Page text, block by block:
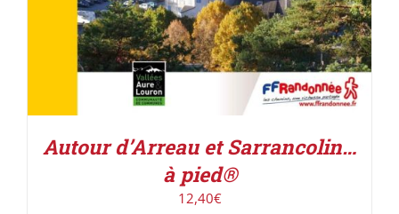
Autour d’Arreau et Sarrancolin…
à pied®
12,40€